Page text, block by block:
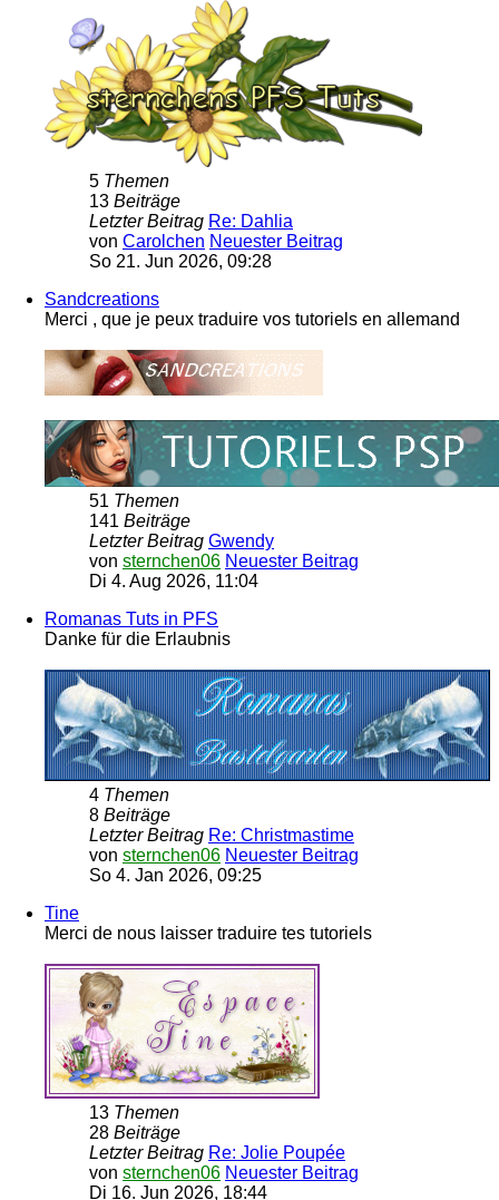
5 Themen
13 Beiträge
Letzter Beitrag Re: Dahlia
von Carolchen Neuester Beitrag
So 21. Jun 2026, 09:28
Sandcreations
Merci , que je peux traduire vos tutoriels en allemand
51 Themen
141 Beiträge
Letzter Beitrag Gwendy
von sternchen06 Neuester Beitrag
Di 4. Aug 2026, 11:04
Romanas Tuts in PFS
Danke für die Erlaubnis
4 Themen
8 Beiträge
Letzter Beitrag Re: Christmastime
von sternchen06 Neuester Beitrag
So 4. Jan 2026, 09:25
Tine
Merci de nous laisser traduire tes tutoriels
13 Themen
28 Beiträge
Letzter Beitrag Re: Jolie Poupée
von sternchen06 Neuester Beitrag
Di 16. Jun 2026, 18:44